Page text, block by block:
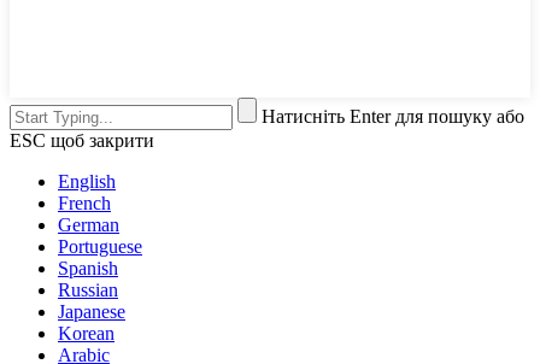
Натисніть Enter для пошуку або
ESC щоб закрити
English
French
German
Portuguese
Spanish
Russian
Japanese
Korean
Arabic